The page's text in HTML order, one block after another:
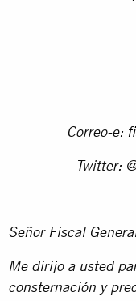
Correo-e:
Twitter:
Señor Fiscal
Me dirijo a usted
consternación y